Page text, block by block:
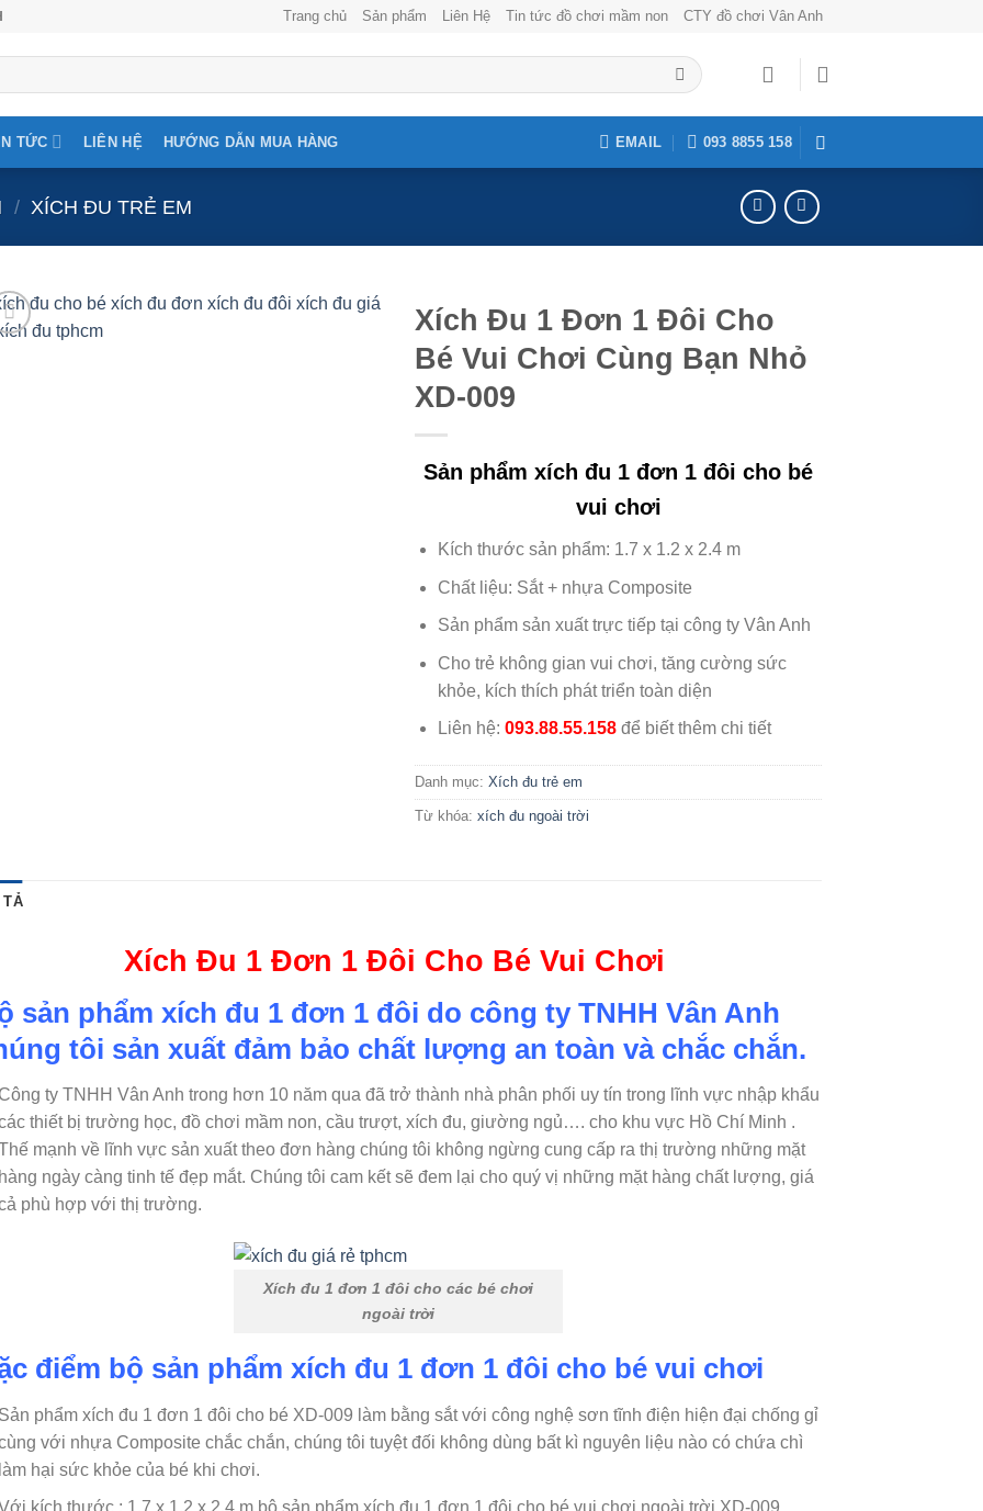
Trang chủ Sản phẩm Liên Hệ Tin tức đồ chơi mầm non CTY đồ chơi Vân Anh
TỨC LIÊN HỆ HƯỚNG DẪN MUA HÀNG EMAIL 093 8855 158
/ XÍCH ĐU TRẺ EM
Xích Đu 1 Đơn 1 Đôi Cho
Bé Vui Chơi Cùng Bạn Nhỏ
XD-009
Sản phẩm xích đu 1 đơn 1 đôi cho bé
vui chơi
Kích thước sản phẩm: 1.7 x 1.2 x 2.4 m
Chất liệu: Sắt + nhựa Composite
Sản phẩm sản xuất trực tiếp tại công ty Vân Anh
Cho trẻ không gian vui chơi, tăng cường sức
khỏe, kích thích phát triển toàn diện
Liên hệ: 093.88.55.158 để biết thêm chi tiết
Danh mục:Xích đu trẻ em
Từ khóa:xích đu ngoài trời
TẢ
Xích Đu 1 Đơn 1 Đôi Cho Bé Vui Chơi
sản phẩm xích đu 1 đơn 1 đôi do công ty TNHH Vân Anh
tôi sản xuất đảm bảo chất lượng an toàn và chắc chắn.
Công ty TNHH Vân Anh trong hơn 10 năm qua đã trở thành nhà phân phối uy tín trong lĩnh vực nhập khẩu
thiết bị trường học, đồ chơi mầm non, cầu trượt, xích đu, giường ngủ…. cho khu vực Hồ Chí Minh .
mạnh về lĩnh vực sản xuất theo đơn hàng chúng tôi không ngừng cung cấp ra thị trường những mặt
hàng ngày càng tinh tế đẹp mắt. Chúng tôi cam kết sẽ đem lại cho quý vị những mặt hàng chất lượng, giá
phù hợp với thị trường.
Xích đu 1 đơn 1 đôi cho các bé chơi
ngoài trời
điểm bộ sản phẩm xích đu 1 đơn 1 đôi cho bé vui chơi
Sản phẩm xích đu 1 đơn 1 đôi cho bé XD-009 làm bằng sắt với công nghệ sơn tĩnh điện hiện đại chống gỉ
với nhựa Composite chắc chắn, chúng tôi tuyệt đối không dùng bất kì nguyên liệu nào có chứa chì
làm hại sức khỏe của bé khi chơi.